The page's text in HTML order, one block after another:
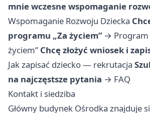
mnie wczesne wspomaganie
Wspomaganie Rozwoju Dziecka
programu „Za życiem”→ Program
życiem” Chcę złożyć wniosek i
Jak zapisać dziecko — rekrutacja
na najczęstsze pytania → FAQ
Kontakt i siedziba
Główny budynek Ośrodka znajduje